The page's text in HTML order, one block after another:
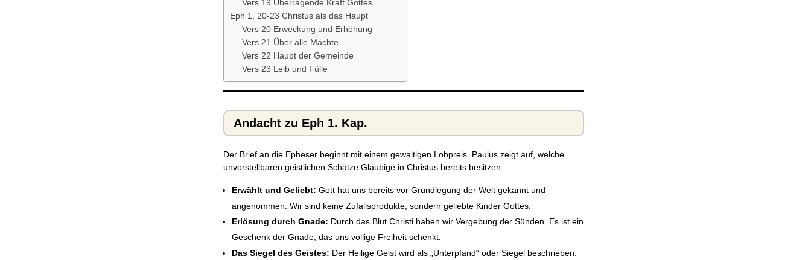
Vers 19 Überragende Kraft Gottes
Eph 1, 20-23 Christus als das Haupt
Vers 20 Erweckung und Erhöhung
Vers 21 Über alle Mächte
Vers 22 Haupt der Gemeinde
Vers 23 Leib und Fülle
Andacht zu Eph 1. Kap.
Der Brief an die Epheser beginnt mit einem gewaltigen Lobpreis. Paulus zeigt auf, welche
unvorstellbaren geistlichen Schätze Gläubige in Christus bereits besitzen.
Erwählt und Geliebt: Gott hat uns bereits vor Grundlegung der Welt gekannt und
angenommen. Wir sind keine Zufallsprodukte, sondern geliebte Kinder Gottes.
Erlösung durch Gnade: Durch das Blut Christi haben wir Vergebung der Sünden. Es ist ein
Geschenk der Gnade, das uns völlige Freiheit schenkt.
Das Siegel des Geistes: Der Heilige Geist wird als „Unterpfand“ oder Siegel beschrieben.